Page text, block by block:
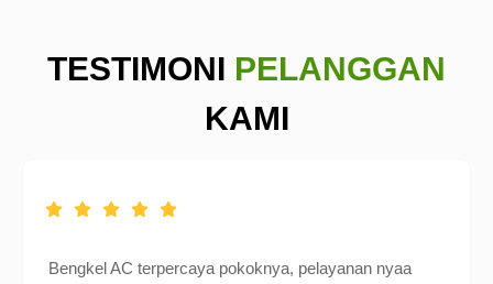
TESTIMONI PELANGGAN
KAMI
Bengkel AC terpercaya pokoknya, pelayanan nyaa